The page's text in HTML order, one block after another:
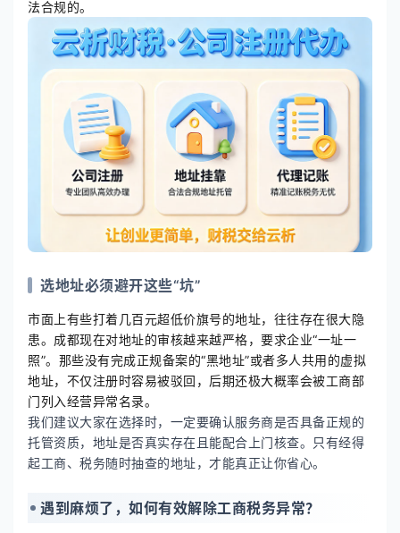
法合规的。
选地址必须避开这些“坑”
市面上有些打着几百元超低价旗号的地址，往往存在很大隐
患。成都现在对地址的审核越来越严格，要求企业“一址一
照”。那些没有完成正规备案的“黑地址”或者多人共用的虚拟
地址，不仅注册时容易被驳回，后期还极大概率会被工商部
门列入经营异常名录。
我们建议大家在选择时，一定要确认服务商是否具备正规的
托管资质，地址是否真实存在且能配合上门核查。只有经得
起工商、税务随时抽查的地址，才能真正让你省心。
遇到麻烦了，如何有效解除工商税务异常？